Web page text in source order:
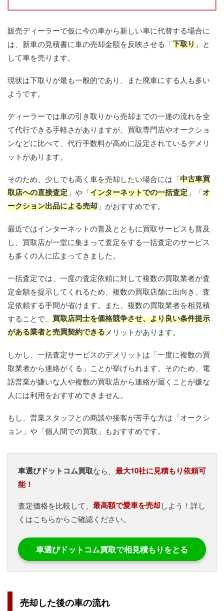
販売ディーラーで仮に今の車から新しい車に代替する場合に
は、新車の見積書に車の売却金額を反映させる「下取り 」と
して車を売ります。
現状は下取りが最も一般的であり、また廃車にする人も多い
ようです。
ディーラーでは車の引き取りから売却までの一連の流れを全
て代行できる手軽さがありますが、買取専門店やオークショ
ンなどに比べて、代行手数料が高めに設定されているデメリ
ットがあります。
そのため、少しでも高く車を売却したい場合には「中古車買
取店への直接査定 」や「インターネットでの一括査定 」「オ
ークション出品による売却 」がおすすめです。
最近ではインターネットの普及とともに買取サービスも普及
し、買取店が一堂に集まって査定をする一括査定のサービス
も多くの人に広まってきました。
一括査定では、一度の査定依頼に対して複数の買取業者が査
定金額を提示してくれるため、複数の買取店舗に出向き、査
定依頼する手間が省けます。また、複数の買取業者を相見積
することで、 買取店同士を価格競争させ、より良い条件提示
がある業者と売買契約できるメリットがあります。
しかし、一括査定サービスのデメリットは「一度に複数の買
取業者から連絡がくる」ことが挙げられます。そのため、電
話営業が嫌いな人や複数の買取店から連絡が届くことが嫌な
人には利用をおすすめできません。
もし、営業スタッフとの商談や接客が苦手な方は「オークシ
ョン」や「個人間での買取」もおすすめです。
車選びドットコム買取なら、 最大10社に見積もり依頼可
能！
査定価格を比較して、 最高額で愛車を売却しよう！詳し
くはこちらからご確認ください。
車選びドットコム買取で相見積もりをとる
売却した後の車の流れ